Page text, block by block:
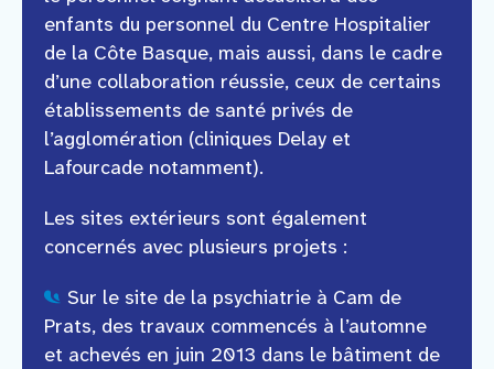
enfants du personnel du Centre Hospitalier
de la Côte Basque, mais aussi, dans le cadre
d’une collaboration réussie, ceux de certains
établissements de santé privés de
l’agglomération (cliniques Delay et
Lafourcade notamment).
Les sites extérieurs sont également
concernés avec plusieurs projets :
Sur le site de la psychiatrie à Cam de
Prats, des travaux commencés à l’automne
et achevés en juin 2013 dans le bâtiment de